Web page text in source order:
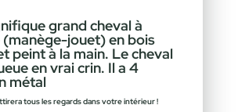
grand cheval à
(manège-jouet) en bois
peint à la main. Le cheval
en vrai crin. Il a 4
métal
tous les regards dans votre intérieur !